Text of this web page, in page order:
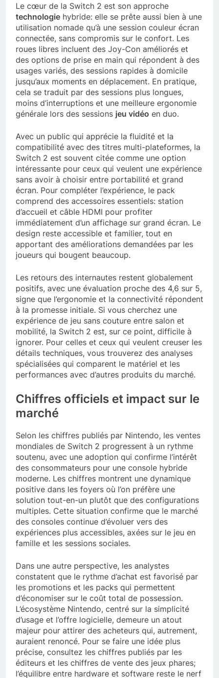
Le cœur de la Switch 2 est son approche
technologie hybride: elle se prête aussi bien à une
utilisation nomade qu’à une session couleur écran
connectée, sans compromis sur le confort. Les
roues libres incluent des Joy-Con améliorés et
des options de prise en main qui répondent à des
usages variés, des sessions rapides à domicile
jusqu’aux moments en déplacement. En pratique,
cela se traduit par des sessions plus longues,
moins d’interruptions et une meilleure ergonomie
générale lors des sessions jeu vidéo en duo.
Avec un public qui apprécie la fluidité et la
compatibilité avec des titres multi-plateformes, la
Switch 2 est souvent citée comme une option
intéressante pour ceux qui veulent une expérience
sans avoir à choisir entre portabilité et grand
écran. Pour compléter l’expérience, le pack
comprend des accessoires essentiels: station
d’accueil et câble HDMI pour profiter
immédiatement d’un affichage sur grand écran. Le
design reste accessible et familier, tout en
apportant des améliorations demandées par les
joueurs qui bougent beaucoup.
Les retours des internautes restent globalement
positifs, avec une évaluation proche des 4,6 sur 5,
signe que l’ergonomie et la connectivité répondent
à la promesse initiale. Si vous cherchez une
expérience de jeu sans couture entre salon et
mobilité, la Switch 2 est, sur ce point, difficile à
ignorer. Pour celles et ceux qui veulent creuser les
détails techniques, vous trouverez des analyses
spécialisées qui comparent le matériel et les
performances avec d’autres produits du marché.
Chiffres officiels et impact sur le
marché
Selon les chiffres publiés par Nintendo, les ventes
mondiales de Switch 2 progressent à un rythme
soutenu, avec une adoption qui confirme l’intérêt
des consommateurs pour une console hybride
moderne. Les chiffres montrent une dynamique
positive dans les foyers où l’on préfère une
solution tout-en-un plutôt que des configurations
multiples. Cette situation confirme que le marché
des consoles continue d’évoluer vers des
expériences plus accessibles, axées sur le jeu en
famille et les sessions sociales.
Dans une autre perspective, les analystes
constatent que le rythme d’achat est favorisé par
les promotions et les packs qui permettent
d’économiser sur le coût total de possession.
L’écosystème Nintendo, centré sur la simplicité
d’usage et l’offre logicielle, demeure un atout
majeur pour attirer des acheteurs qui, autrement,
auraient renoncé. Pour se faire une idée plus
précise, consultez les chiffres publiés par les
éditeurs et les chiffres de vente des jeux phares;
l’équilibre entre hardware et software reste le nerf